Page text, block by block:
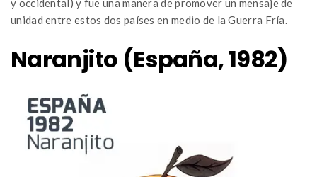
y occidental) y fue una manera de promover un mensaje de
unidad entre estos dos países en medio de la Guerra Fría.
Naranjito (España, 1982)